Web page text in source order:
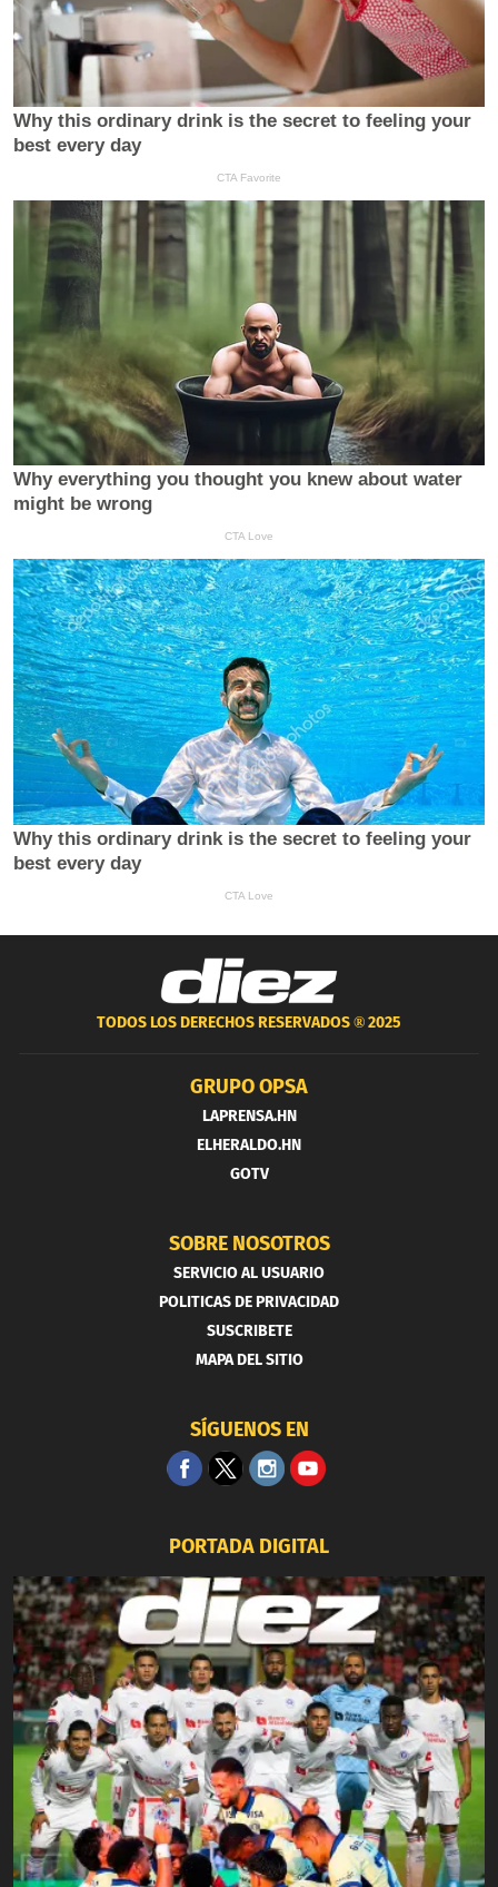
TODOS LOS DERECHOS RESERVADOS ®2025
GRUPO OPSA
LAPRENSA.HN
ELHERALDO.HN
GOTV
SOBRE NOSOTROS
SERVICIO AL USUARIO
POLITICAS DE PRIVACIDAD
SUSCRIBETE
MAPA DEL SITIO
SÍGUENOS EN
PORTADA DIGITAL